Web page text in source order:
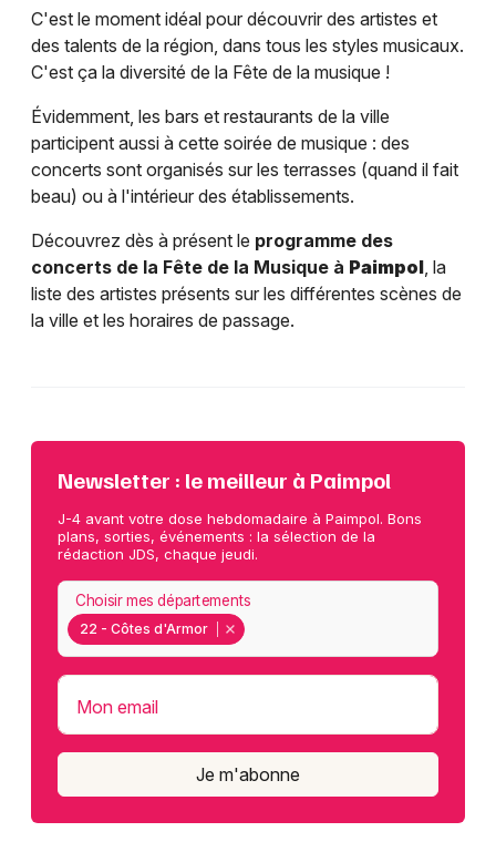
C'est le moment idéal pour découvrir des artistes et
des talents de la région, dans tous les styles musicaux.
C'est ça la diversité de la Fête de la musique !
Évidemment, les bars et restaurants de la ville
participent aussi à cette soirée de musique : des
concerts sont organisés sur les terrasses (quand il fait
beau) ou à l'intérieur des établissements.
Découvrez dès à présent le programme des
concerts de la Fête de la Musique à Paimpol, la
liste des artistes présents sur les différentes scènes de
la ville et les horaires de passage.
Newsletter : le meilleur à Paimpol
J-4 avant votre dose hebdomadaire à Paimpol. Bons
plans, sorties, événements : la sélection de la
rédaction JDS, chaque jeudi.
22 - Côtes d'Armor
Choisir mes départements
Mon email
Je m'abonne